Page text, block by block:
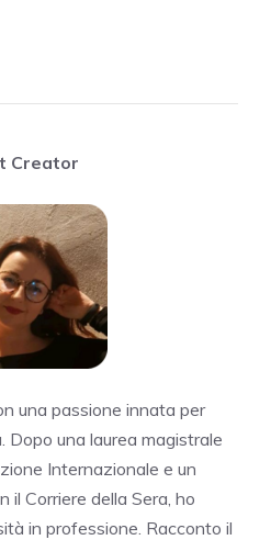
Creator
una passione innata per
Dopo una laurea magistrale
Internazionale e un
il Corriere della Sera, ho
in professione. Racconto il